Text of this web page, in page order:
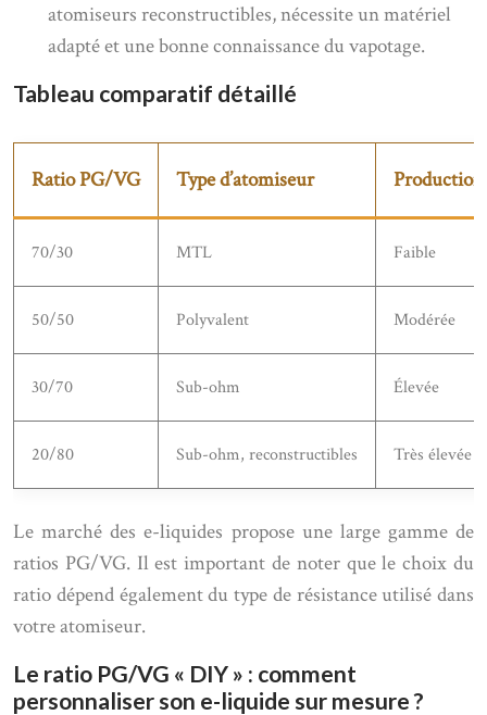
atomiseurs reconstructibles, nécessite un matériel
adapté et une bonne connaissance du vapotage.
Tableau comparatif détaillé
Ratio PG/VG Type d’atomiseur Production
70/30 MTL Faible
50/50 Polyvalent Modérée
30/70 Sub-ohm Élevée
20/80 Sub-ohm, reconstructibles Très élevée
Le marché des e-liquides propose une large gamme de
ratios PG/VG. Il est important de noter que le choix du
ratio dépend également du type de résistance utilisé dans
votre atomiseur.
Le ratio PG/VG « DIY » : comment
personnaliser son e-liquide sur mesure ?